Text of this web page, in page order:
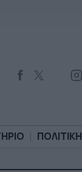
ΠΟΛΙΤΙΚΗ